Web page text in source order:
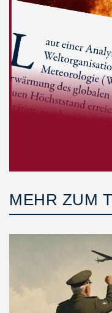
MEHR ZUM